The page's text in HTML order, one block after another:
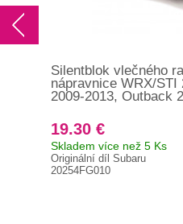
Silentblok vlečného
nápravnice WRX/STI
2009-2013, Outback
19.30 €
Skladem více než 5 Ks
Originální díl Subaru
20254FG010